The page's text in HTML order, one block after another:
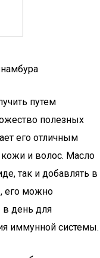
путем
полезных
его отличным
кожи и волос. Масло
так и добавлять в
его можно
в день для
иммунной системы.